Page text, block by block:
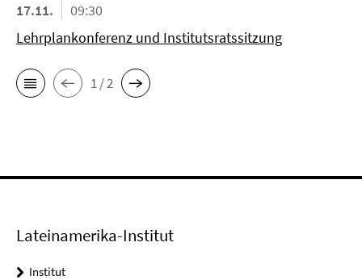
17.11.
09:30
Lehrplankonferenz und Institutsratssitzung
1 / 2
Lateinamerika-Institut
Institut